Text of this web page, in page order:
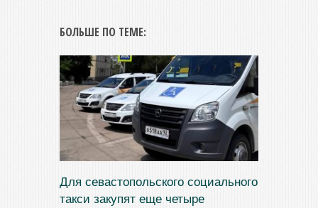
БОЛЬШЕ ПО ТЕМЕ:
Для севастопольского социального
такси закупят еще четыре